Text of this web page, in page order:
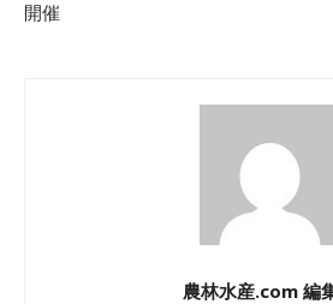
開催
農林水産.com 編